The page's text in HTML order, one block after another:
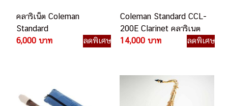
คลาริเน็ต Coleman
Standard
6,000 บาท
ลดพิเศษ
Coleman Standard CCL-
200E Clarinet คลาริเนต
14,000 บาท
ลดพิเศษ